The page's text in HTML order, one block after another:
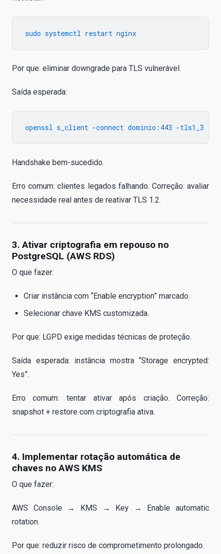
Por que: eliminar downgrade para TLS vulnerável.
Saída esperada:
Handshake bem-sucedido.
Erro comum: clientes legados falhando. Correção: avaliar
necessidade real antes de reativar TLS 1.2.
3. Ativar criptografia em repouso no
PostgreSQL (AWS RDS)
O que fazer:
Criar instância com “Enable encryption” marcado.
Selecionar chave KMS customizada.
Por que: LGPD exige medidas técnicas de proteção.
Saída esperada: instância mostra “Storage encrypted:
Yes”.
Erro comum: tentar ativar após criação. Correção:
snapshot + restore com criptografia ativa.
4. Implementar rotação automática de
chaves no AWS KMS
O que fazer:
AWS Console → KMS → Key → Enable automatic
rotation.
Por que: reduzir risco de comprometimento prolongado.